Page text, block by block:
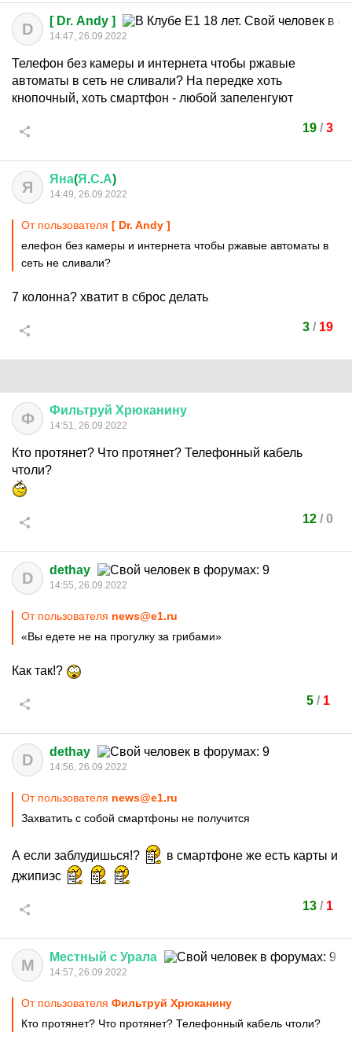
D [ Dr. Andy ]
14:47, 26.09.2022
Телефон без камеры и интернета чтобы ржавые
автоматы в сеть не сливали? На передке хоть
кнопочный, хоть смартфон - любой запеленгуют
19 / 3
Я Яна(Я .С.А)
14:49, 26.09.2022
От пользователя [ Dr. Andy ]
елефон без камеры и интернета чтобы ржавые автоматы в
сеть не сливали?
7 колонна? хватит в сброс делать
3 / 19
Ф Фильтруй Хрюканину
14:51, 26.09.2022
Кто протянет? Что протянет? Телефонный кабель
чтоли?
12 / 0
D dethay
14:55, 26.09.2022
От пользователя news@e1.ru
«Вы едете не на прогулку за грибами»
Как так!?
5/ 1
D dethay
14:56, 26.09.2022
От пользователя news@e1.ru
Захватить с собой смартфоны не получится
А если заблудишься!?
в смартфоне же есть карты и
джипиэс
13 / 1
М Местный с Урала
14:57, 26.09.2022
От пользователя Фильтруй Хрюканину
Кто протянет? Что протянет? Телефонный кабель чтоли?